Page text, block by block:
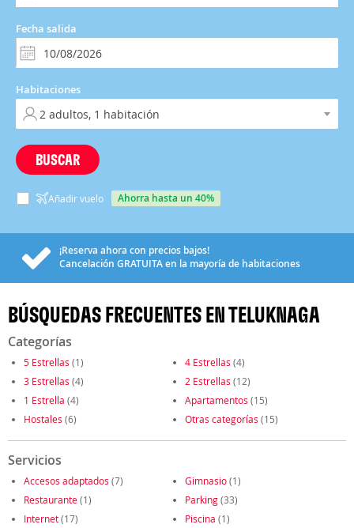
Fecha salida
Habitaciones
BUSCAR
Añadir vuelo ahorra hasta un 40%
¡Reserva ahora con precios bajos!
Cancelación GRATUITAen la mayoría de habitaciones
BÚSQUEDAS FRECUENTES EN TELUKNAGA
Categorías
5 Estrellas (1) 4 Estrellas (4)
3 Estrellas (4) 2 Estrellas (12)
1 Estrella (4) Apartamentos (15)
Hostales (6) Otras categorías (15)
Servicios
Accesos adaptados (7) Gimnasio(1)
Restaurante(1) Parking(33)
Internet(17) Piscina (1)